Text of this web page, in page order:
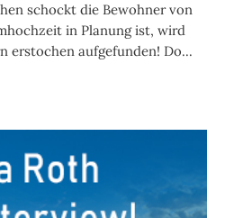
schockt die Bewohner von
in Planung ist, wird
erstochen aufgefunden! Do...